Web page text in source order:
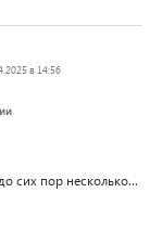
в 14:56
сих пор несколько...